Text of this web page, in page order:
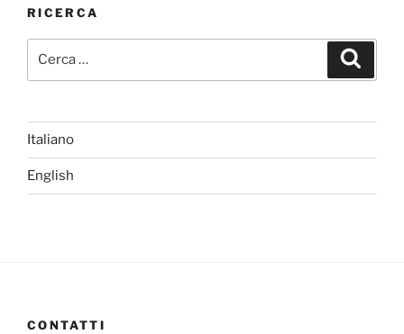
RICERCA
Italiano
English
CONTATTI